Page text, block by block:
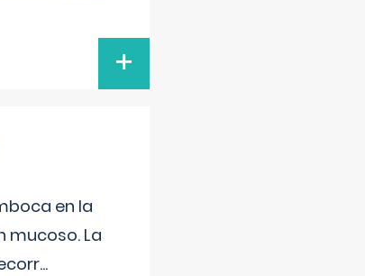
+
en la
mucoso. La
...